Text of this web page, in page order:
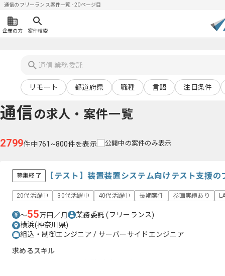
通信のフリーランス案件一覧 - 20ページ目
企業の方 案件検索
リモート 都道府県 職種 言語 注目条件
通信の求人・案件一覧
2799件中761~800件を表示 公開中の案件のみ表示
募集終了 【テスト】装置装置システム向けテスト支援
20代活躍中 30代活躍中 40代活躍中 長期案件 参画実績あり
〜55万円／月 業務委託(フリーランス)
横浜(神奈川県)
組込・制御エンジニア / サーバーサイドエンジニア
求めるスキル